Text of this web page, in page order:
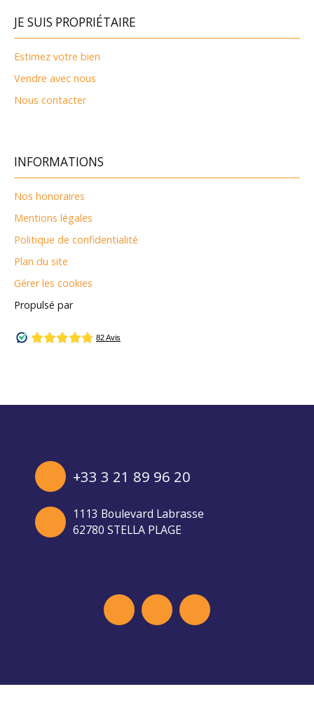
JE SUIS PROPRIÉTAIRE
Estimez votre bien
Vendre avec nous
Nous contacter
INFORMATIONS
Nos honoraires
Mentions légales
Politique de confidentialité
Plan du site
Gérer les cookies
Propulsé par
+33 3 21 89 96 20
1113 Boulevard Labrasse
62780 STELLA PLAGE